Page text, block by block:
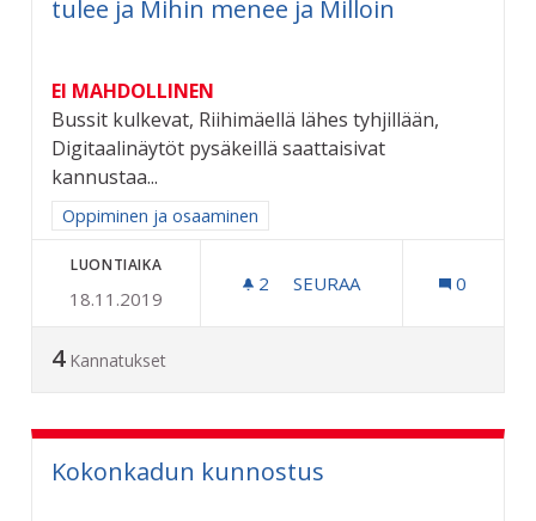
tulee ja Mihin menee ja Milloin
EI MAHDOLLINEN
Bussit kulkevat, Riihimäellä lähes tyhjillään,
Digitaalinäytöt pysäkeillä saattaisivat
kannustaa...
Rajaa tulokset aihepiirin mukaan: Oppiminen ja osaaminen
Oppiminen ja osaaminen
LUONTIAIKA
18.11.2019
2 2 SEURAAJAA
SEURAA 0
4 Kannatukset
Kokonkadun kunnostus